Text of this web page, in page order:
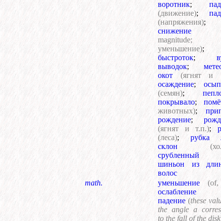
воротник;
(движение);
(напряжения);
снижение
magnitude;
уменьшение);
быстроток;
выводок;
окот
(ягнят и
осаждение;
(семян);
покрывало;
животных);
рождение;
(ягнят и т.п.);
(леса); рубка
склон
срубленный
шиньон из
волос
math.
уменьшение
ослабление
падение (these
the angle a
to the fall of the disk